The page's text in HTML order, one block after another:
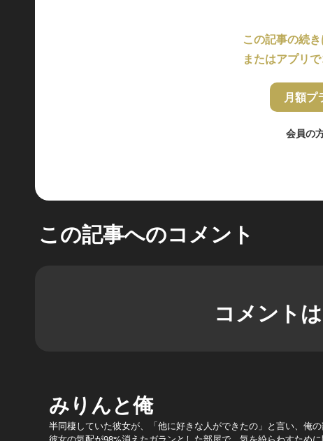
この記事の続
またはアプリ
月額プ
会員の
この記事へのコメント
コメント
みりんと俺
半同棲していた彼女が、「他に好きな人ができたの」と言い、俺の
彼女の気配が98%消えたガランとした部屋で、気を紛らわすために